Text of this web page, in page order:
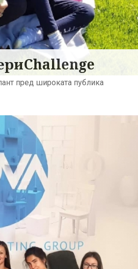
пред широката публика